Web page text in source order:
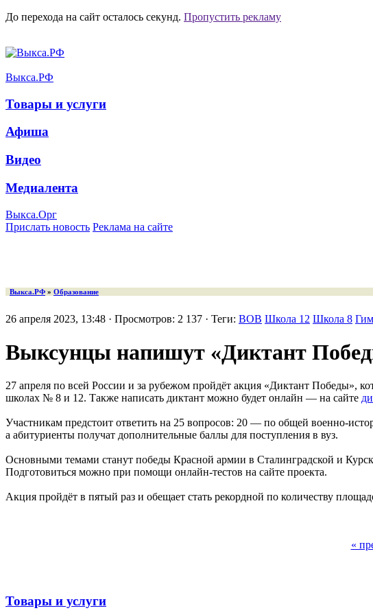
До перехода на сайт осталось секунд. Пропустить рекламу
Выкса.РФ
Товары и услуги
Афиша
Видео
Медиалента
Выкса.Орг
Прислать новость Реклама на сайте
Выкса.РФ » Образование
26 апреля 2023, 13:48 · Просмотров: 2 137 · Теги: ВОВ Школа 12 Школа 8
Выксунцы напишут «Диктант
27 апреля по всей России и за рубежом пройдёт акция «Диктант Победы»,
школах № 8 и 12. Также написать диктант можно будет онлайн — на сайте
Участникам предстоит ответить на 25 вопросов: 20 — по общей военно-
а абитуриенты получат дополнительные баллы для поступления в вуз.
Основными темами станут победы Красной армии в Сталинградской и
Подготовиться можно при помощи онлайн-тестов на сайте проекта.
Акция пройдёт в пятый раз и обещает стать рекордной по количеству
«
Товары и услуги